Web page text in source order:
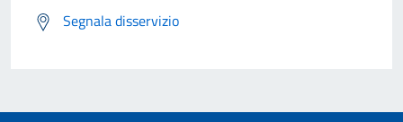
Segnala disservizio